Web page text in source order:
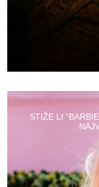
STIŽE LI